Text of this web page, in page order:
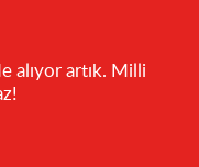
alıyor artık. Milli